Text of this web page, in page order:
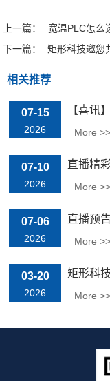
上一篇：
宽温PLC怎么
下一篇：
矩形科技邀您
相关推荐
07-15
2026
【喜讯
More >>
07-10
2026
直播精
More >>
07-06
2026
直播预
More >>
03-20
2026
矩形科
More >>